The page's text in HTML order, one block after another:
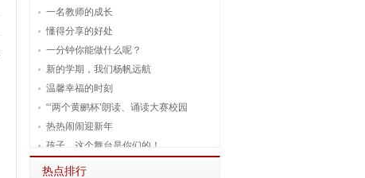
一名教师的成长
懂得分享的好处
一分钟你能做什么呢？
新的学期，我们杨帆远航
温馨幸福的时刻
“‘两个黄鹂杯’朗读、诵读大赛校园
热热闹闹迎新年
孩子，这个舞台是你们的！
热点排行